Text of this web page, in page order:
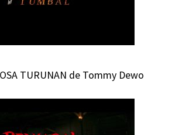
TURUNAN de Tommy Dewo